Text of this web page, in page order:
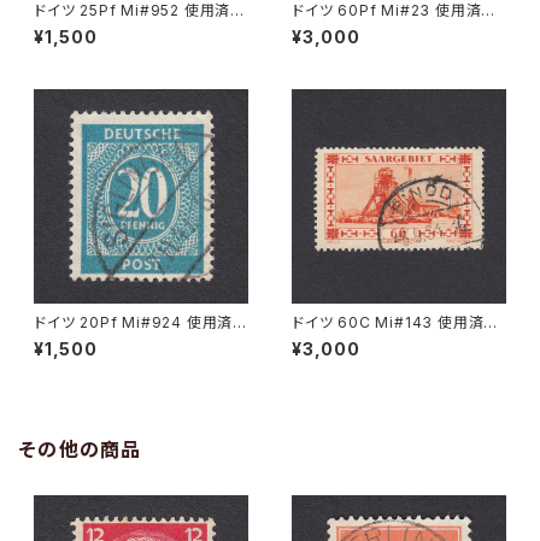
ドイツ 25Pf Mi#952 使用済み
切手｜MERKERSHAUSEN 14.
2.1948
¥1,500
ドイツ 60Pf Mi#23 使用済み
切手｜PONISCHOWITZ 22.1
1.1921
¥3,000
ドイツ 20Pf Mi#924 使用済み
切手｜SIGLINGEN 7.11.1947
¥1,500
ドイツ 60C Mi#143 使用済み
切手｜EINÖD 8.9.1934
¥3,000
その他の商品